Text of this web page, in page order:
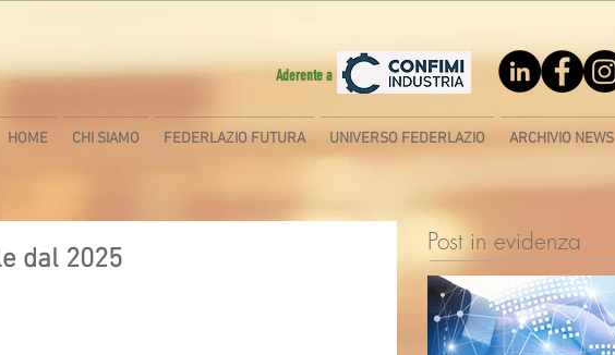
Aderente a
HOME CHI SIAMO FEDERLAZIO FUTURA UNIVERSO FEDERLAZIO ARCHIVIO NEWS
dal 2025
Post in evidenza